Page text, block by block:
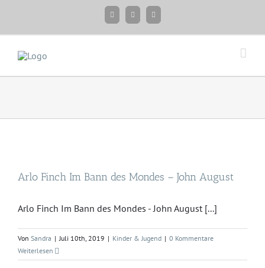
FacebookInstagramTwitter
Arlo Finch Im Bann des Mondes – John August
Arlo Finch Im Bann des Mondes - John August [...]
Von Sandra | Juli 10th, 2019 | Kinder & Jugend | 0 Kommentare
Weiterlesen